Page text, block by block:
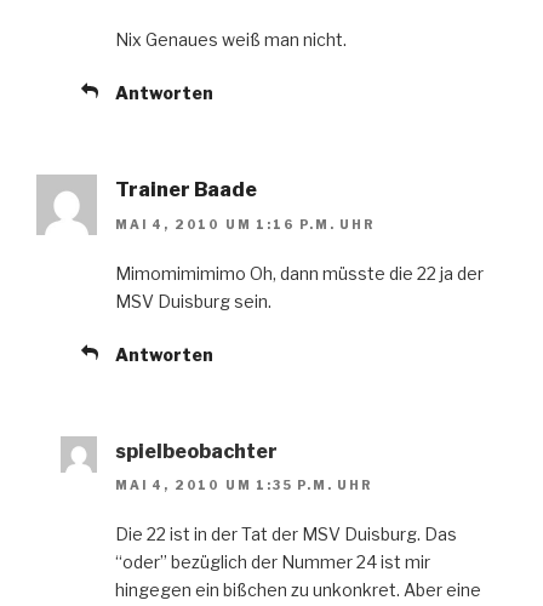
Nix Genaues weiß man nicht.
Antworten
Trainer Baade
MAI 4, 2010 UM 1:16 P.M. UHR
Mimomimimimo Oh, dann müsste die 22 ja der
MSV Duisburg sein.
Antworten
spielbeobachter
MAI 4, 2010 UM 1:35 P.M. UHR
Die 22 ist in der Tat der MSV Duisburg. Das
“oder” bezüglich der Nummer 24 ist mir
hingegen ein bißchen zu unkonkret. Aber eine